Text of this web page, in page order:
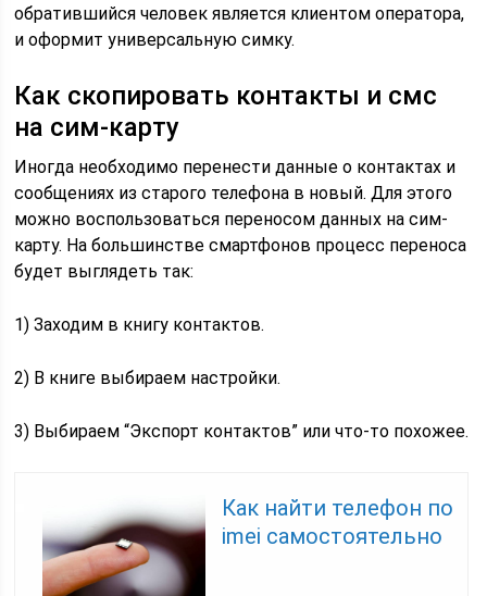
обратившийся человек является клиентом оператора,
и оформит универсальную симку.
Как скопировать контакты и смс
на сим-карту
Иногда необходимо перенести данные о контактах и
сообщениях из старого телефона в новый. Для этого
можно воспользоваться переносом данных на сим-
карту. На большинстве смартфонов процесс переноса
будет выглядеть так:
1) Заходим в книгу контактов.
2) В книге выбираем настройки.
3) Выбираем “Экспорт контактов” или что-то похожее.
Как найти телефон по
imei самостоятельно